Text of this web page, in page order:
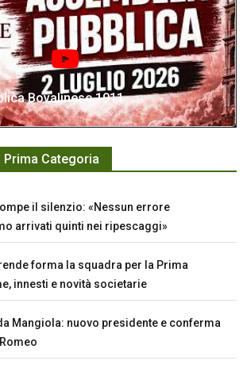
Bovalinese 1911
Categoria
il silenzio: «Nessun errore
arrivati quinti nei ripescaggi»
forma la squadra per la Prima
innesti e novità societarie
Mangiola: nuovo presidente e conferma